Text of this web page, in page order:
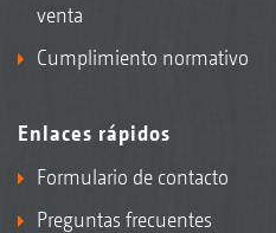
venta
Cumplimiento normativo
Enlaces rápidos
Formulario de contacto
Preguntas frecuentes